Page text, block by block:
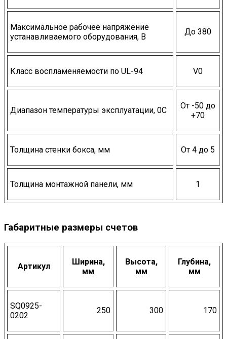
Максимальное рабочее напряжение
устанавливаемого оборудования, В
До 380
Класс воспламеняемости по UL-94 V0
Диапазон температуры эксплуатации, 0С
От -50 до
+70
Толщина стенки бокса, мм От 4 до 5
Толщина монтажной панели, мм 1
Габаритные размеры счетов
Артикул
Ширина,
мм
Высота,
мм
Глубина,
мм
SQ0925-
0202
250 300 170